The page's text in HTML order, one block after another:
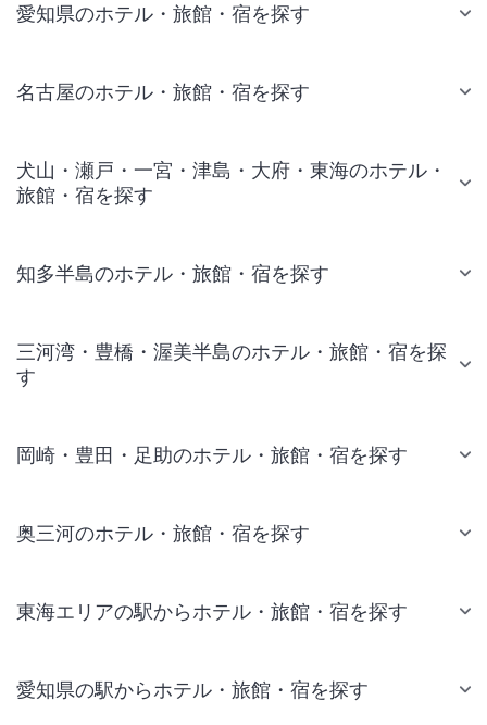
愛知県のホテル・旅館・宿を探す
名古屋のホテル・旅館・宿を探す
犬山・瀬戸・一宮・津島・大府・東海のホテル・
旅館・宿を探す
知多半島のホテル・旅館・宿を探す
三河湾・豊橋・渥美半島のホテル・旅館・宿を探
す
岡崎・豊田・足助のホテル・旅館・宿を探す
奥三河のホテル・旅館・宿を探す
東海エリアの駅からホテル・旅館・宿を探す
愛知県の駅からホテル・旅館・宿を探す